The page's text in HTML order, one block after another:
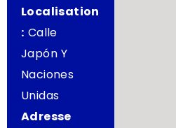
Localisation
: Calle
Japón Y
Naciones
Unidas
Adresse